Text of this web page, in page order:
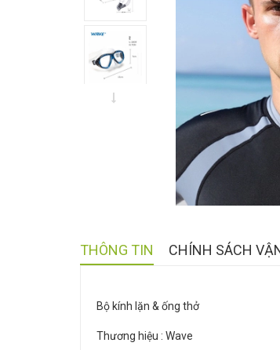
THÔNG TIN CHÍNH SÁCH
Bộ kính lặn & ống thở
Thương hiệu : Wave